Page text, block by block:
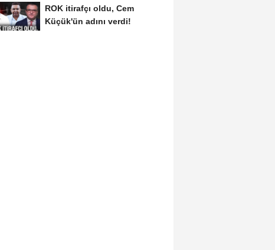
ROK itirafçı oldu, Cem
Küçük'ün adını verdi!